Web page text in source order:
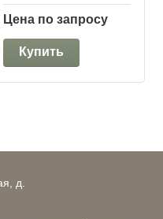
Цена по запросу
Купить
д.